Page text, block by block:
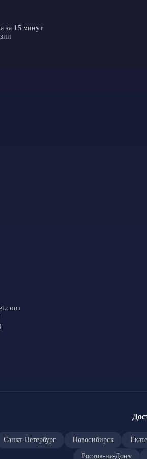
за 15 минут
Санкт-Петербург Новосибирск
Ростов-на-Дону